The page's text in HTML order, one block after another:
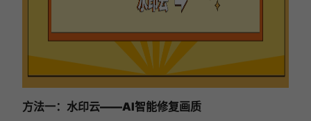
方法一：水印云——AI智能修复画质